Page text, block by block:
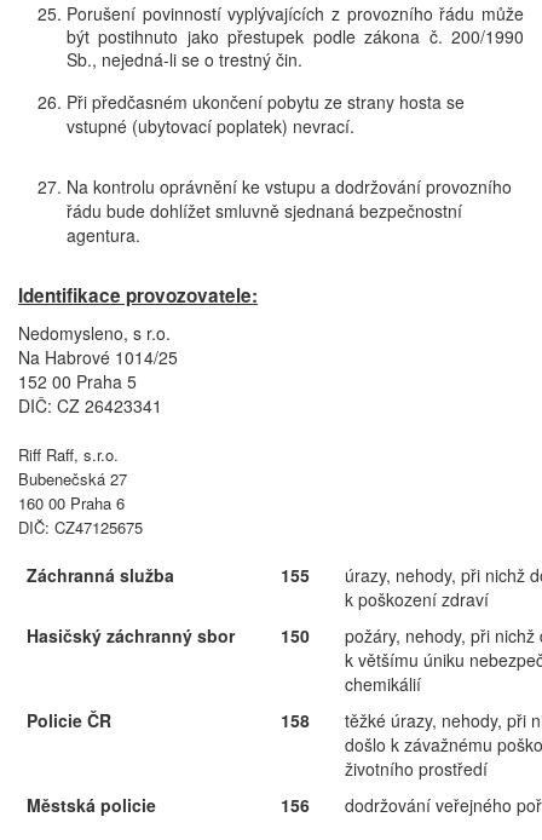
Porušení povinností vyplývajících z provozního řádu může
být postihnuto jako přestupek podle zákona č. 200/1990
Sb., nejedná-li se o trestný čin.
Při předčasném ukončení pobytu ze strany hosta se
vstupné (ubytovací poplatek) nevrací.
Na kontrolu oprávnění ke vstupu a dodržování provozního
řádu bude dohlížet smluvně sjednaná bezpečnostní
agentura.
Identifikace provozovatele:
Nedomysleno, s r.o.
Na Habrové 1014/25
152 00 Praha 5
DIČ: CZ 26423341
Riff Raff, s.r.o.
Bubenečská 27
160 00 Praha 6
DIČ: CZ47125675
Záchranná služba 155
úrazy, nehody, při nichž
k poškození zdraví
Hasičský záchranný sbor
150
požáry, nehody, při nichž
k většímu úniku
chemikálií
Policie ČR
158
těžké úrazy, nehody, při
došlo k závažnému
životního prostředí
Městská policie
156
dodržování veřejného